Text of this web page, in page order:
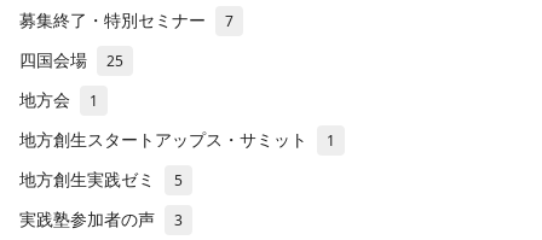
募集終了・特別セミナー 7
四国会場 25
地方会 1
地方創生スタートアップス・サミット 1
地方創生実践ゼミ 5
実践塾参加者の声 3